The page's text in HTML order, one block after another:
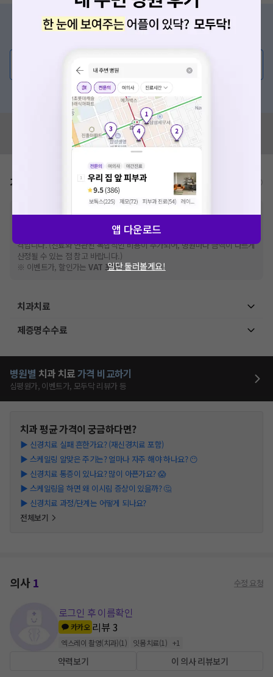
증상/치료, 궁금한 점이 있나요?
💬 무엇이든 물어보세요
혹은, 의료상담 서비스에 다양한 게시글 보러가기
혹시 잘못된 병원정보가 있나요?
모두닥 팀에 알려주세요!
가격표 비급여/급여 진료란?
※비급여 항목의 경우,추가비용 등으로 실제 가격과 상이할 수 있으니, 정확
한 가격은 해당 의료기관에 직접 문의해주세요.
건강보험심사평가원에 고지되어 있는 급여 진료 기준 가
격입니다. (진료와 연관된 복합적인 비용이 추가되어, 병원마다 금액이 다르게
산정될 수 있는 점 참고 바랍니다.)
※ 이벤트가, 할인가는VAT 포함
치과치료
제증명수수료
병원별 치과 치료가격 비교하기
심평원가, 이벤트가, 모두닥 리뷰가 등
치과평균 가격이 궁금하다면?
▶ 신경치료 실패 흔한가요? (재신경치료 포함)
▶ 스케일링 알맞은 주기는? 얼마나 자주 해야 하나요? 😶
▶ 신경치료 통증이 있나요? 많이 아픈가요? 😱
▶ 스케일링을 하면 왜 이시림 증상이 있을까? 🤔
▶ 신경치료 과정/단계는 어떻게 되나요?
전체보기
의사1 수정 요청
로그인 후 이름확인
카카오 리뷰3
엑스레이 촬영(치과)(1 ) 잇몸치료(1 ) +1
약력보기 이 의사 리뷰보기
앱 다운로드
일단 둘러볼게요!